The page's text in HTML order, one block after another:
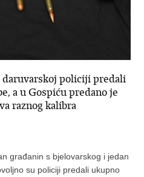
policiji predali
a u Gospiću predano je
raznog kalibra
građanin s bjelovarskog i jedan
su policiji predali ukupno